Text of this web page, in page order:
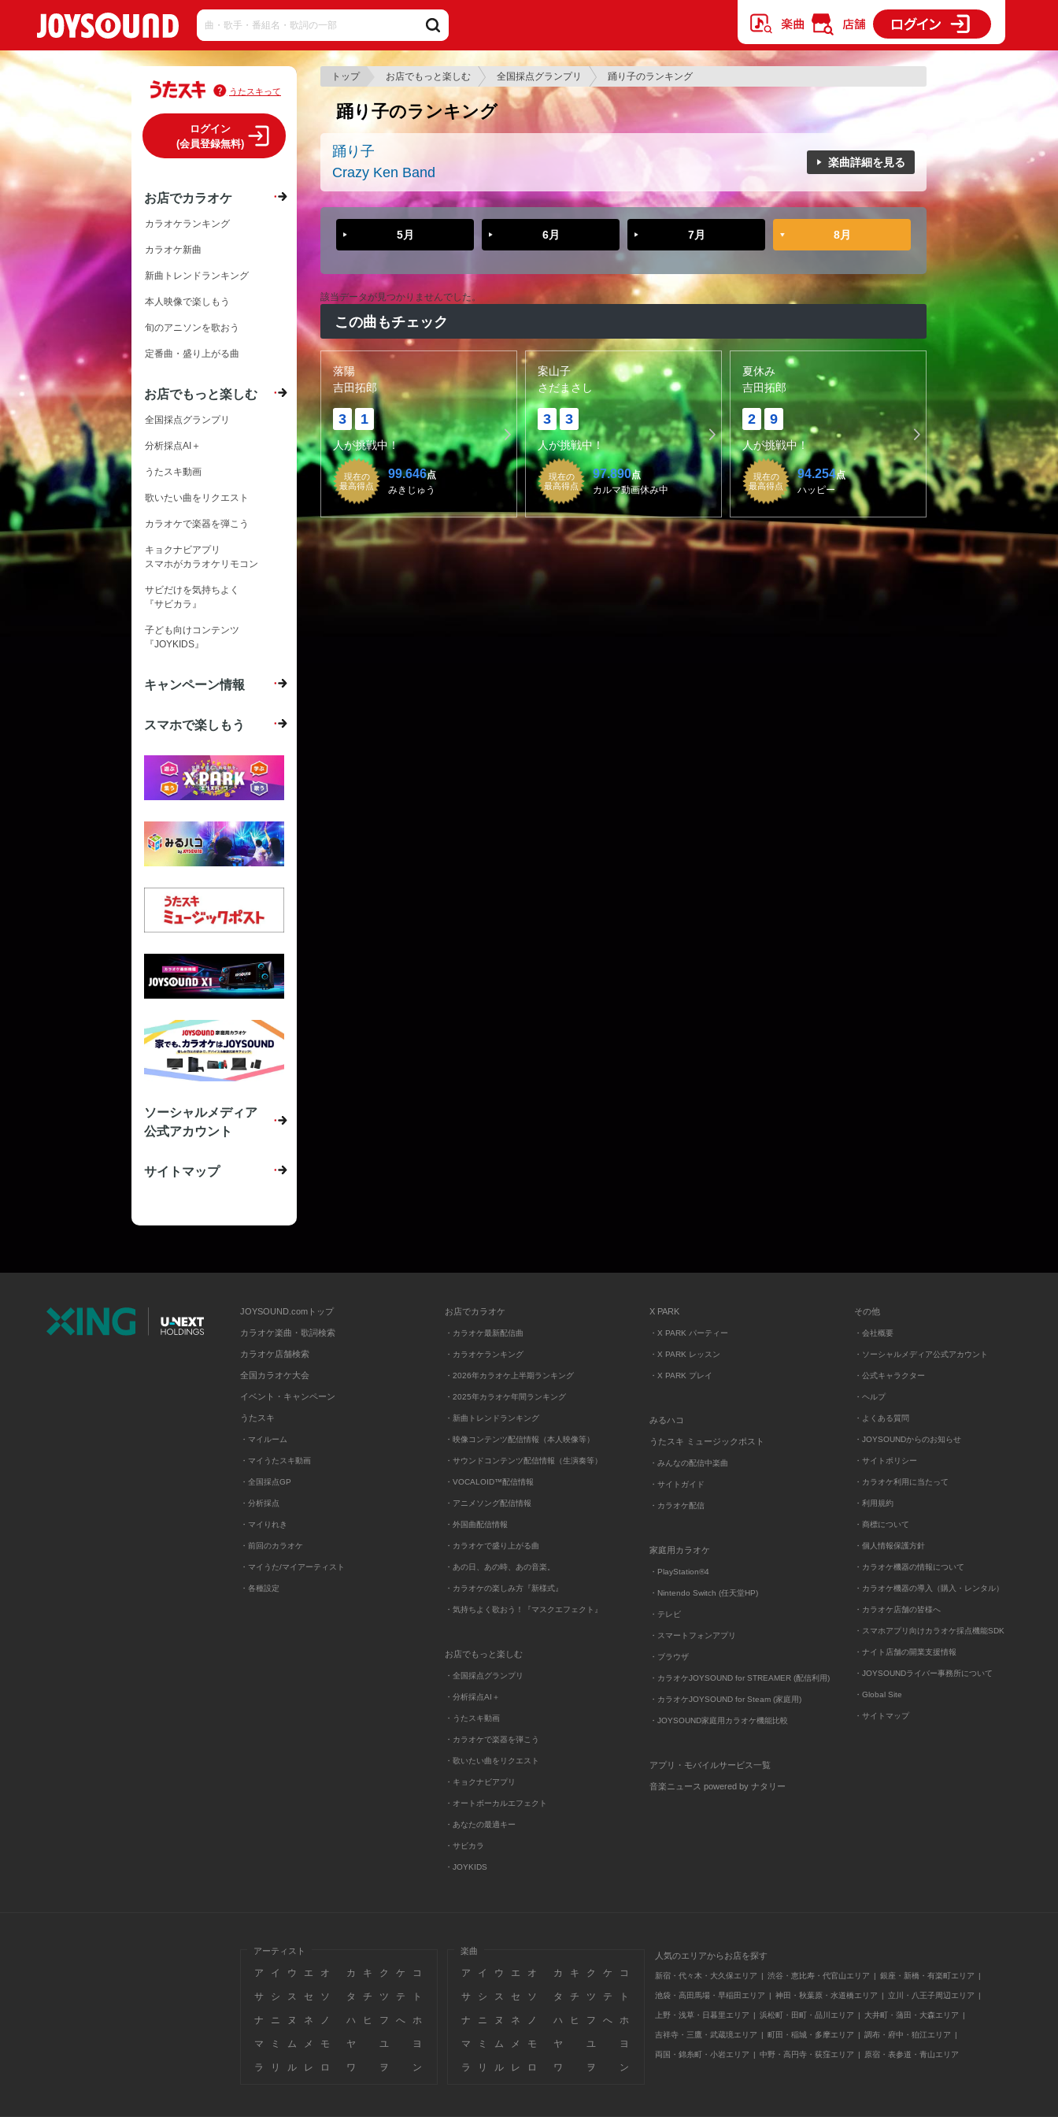
トップ お店でもっと楽しむ 全国採点グランプリ 踊り子のランキング
踊り子のランキング
踊り子
Crazy Ken Band
楽曲詳細を見る
5月 6月 7月 8月
該当データが見つかりませんでした。
この曲もチェック
落陽
吉田拓郎
3 1
人が挑戦中！
現在の
最高得点
99.646点
みきじゅう
案山子
さだまさし
3 3
人が挑戦中！
現在の
最高得点
97.890点
カルマ動画休み中
夏休み
吉田拓郎
2 9
人が挑戦中！
現在の
最高得点
94.254点
ハッピー
うたスキって
ログイン
(会員登録無料)
お店でカラオケ
カラオケランキング
カラオケ新曲
新曲トレンドランキング
本人映像で楽しもう
旬のアニソンを歌おう
定番曲・盛り上がる曲
お店でもっと楽しむ
全国採点グランプリ
分析採点AI＋
うたスキ動画
歌いたい曲をリクエスト
カラオケで楽器を弾こう
キョクナビアプリ
スマホがカラオケリモコン
サビだけを気持ちよく
『サビカラ』
子ども向けコンテンツ
『JOYKIDS』
キャンペーン情報
スマホで楽しもう
ソーシャルメディア
公式アカウント
サイトマップ
JOYSOUND.comトップ
カラオケ楽曲・歌詞検索
カラオケ店舗検索
全国カラオケ大会
イベント・キャンペーン
うたスキ
・マイルーム
・マイうたスキ動画
・全国採点GP
・分析採点
・マイりれき
・前回のカラオケ
・マイうた/マイアーティスト
・各種設定
お店でカラオケ
・カラオケ最新配信曲
・カラオケランキング
・2026年カラオケ上半期ランキング
・2025年カラオケ年間ランキング
・新曲トレンドランキング
・映像コンテンツ配信情報（本人映像等）
・サウンドコンテンツ配信情報（生演奏等）
・VOCALOID™配信情報
・アニメソング配信情報
・外国曲配信情報
・カラオケで盛り上がる曲
・あの日、あの時、あの音楽。
・カラオケの楽しみ方『新様式』
・気持ちよく歌おう！『マスクエフェクト』
お店でもっと楽しむ
・全国採点グランプリ
・分析採点AI＋
・うたスキ動画
・カラオケで楽器を弾こう
・歌いたい曲をリクエスト
・キョクナビアプリ
・オートボーカルエフェクト
・あなたの最適キー
・サビカラ
・JOYKIDS
X PARK
・X PARK パーティー
・X PARK レッスン
・X PARK プレイ
みるハコ
うたスキ ミュージックポスト
・みんなの配信中楽曲
・サイトガイド
・カラオケ配信
家庭用カラオケ
・PlayStation®4
・Nintendo Switch (任天堂HP)
・テレビ
・スマートフォンアプリ
・ブラウザ
・カラオケJOYSOUND for STREAMER (配信利用)
・カラオケJOYSOUND for Steam (家庭用)
・JOYSOUND家庭用カラオケ機能比較
アプリ・モバイルサービス一覧
音楽ニュース powered by ナタリー
その他
・会社概要
・ソーシャルメディア公式アカウント
・公式キャラクター
・ヘルプ
・よくある質問
・JOYSOUNDからのお知らせ
・サイトポリシー
・カラオケ利用に当たって
・利用規約
・商標について
・個人情報保護方針
・カラオケ機器の情報について
・カラオケ機器の導入（購入・レンタル）
・カラオケ店舗の皆様へ
・スマホアプリ向けカラオケ採点機能SDK
・ナイト店舗の開業支援情報
・JOYSOUNDライバー事務所について
・Global Site
・サイトマップ
アーティスト
ア イ ウ エ オ カ キ ク ケ コ
サ シ ス セ ソ タ チ ツ テ ト
ナ ニ ヌ ネ ノ ハ ヒ フ へ ホ
マ ミ ム メ モ ヤ ユ ヨ
ラ リ ル レ ロ ワ ヲ ン
楽曲
ア イ ウ エ オ カ キ ク ケ コ
サ シ ス セ ソ タ チ ツ テ ト
ナ ニ ヌ ネ ノ ハ ヒ フ へ ホ
マ ミ ム メ モ ヤ ユ ヨ
ラ リ ル レ ロ ワ ヲ ン
人気のエリアからお店を探す
新宿・代々木・大久保エリア 渋谷・恵比寿・代官山エリア 銀座・新橋・有楽町エリア
池袋・高田馬場・早稲田エリア 神田・秋葉原・水道橋エリア 立川・八王子周辺エリア
上野・浅草・日暮里エリア 浜松町・田町・品川エリア 大井町・蒲田・大森エリア
吉祥寺・三鷹・武蔵境エリア 町田・稲城・多摩エリア 調布・府中・狛江エリア
両国・錦糸町・小岩エリア 中野・高円寺・荻窪エリア 原宿・表参道・青山エリア